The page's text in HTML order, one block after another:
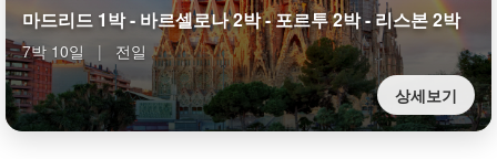
마드리드 1박 - 바르셀로나 2박 - 포르투 2박 - 리스본 2박
7박 10일 |
전일
상세보기